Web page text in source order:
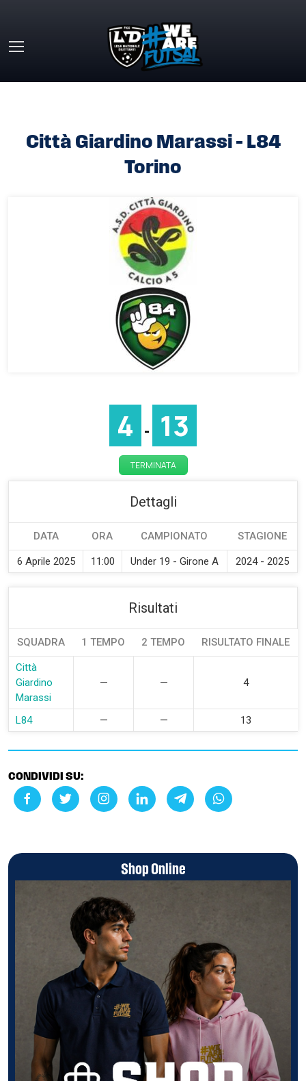
Città Giardino Marassi – L84
Torino
4 - 13
TERMINATA
Dettagli
DATA ORA CAMPIONATO STAGIONE
6 Aprile 2025 11:00 Under 19 - Girone A 2024 - 2025
Risultati
SQUADRA 1 TEMPO 2 TEMPO RISULTATO FINALE
Città
Giardino
Marassi
— — 4
L84 — — 13
CONDIVIDI SU:
Shop Online